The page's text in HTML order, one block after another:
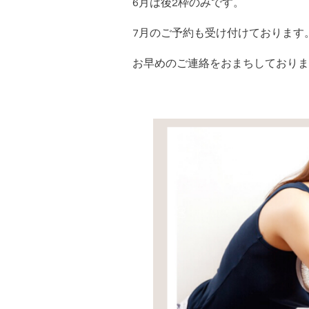
6月は後2枠のみです。
7月のご予約も受け付けております
お早めのご連絡をおまちしており